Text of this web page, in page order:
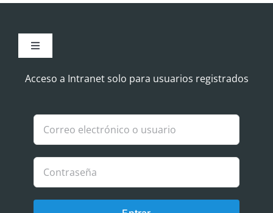
Toggle
Aviso Legal
Política de Cookies
Política de privacidad
Acceso a Intranet solo para usuarios registrados